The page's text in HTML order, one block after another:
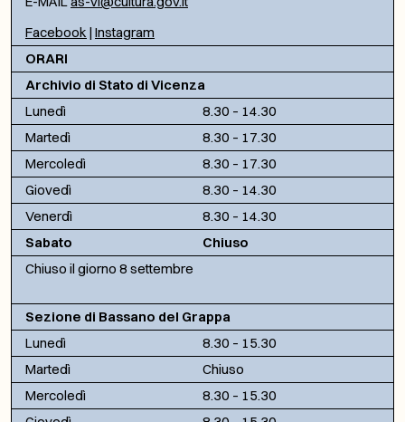
Facebook | Instagram
ORARI
Archivio di Stato di Vicenza
Lunedì
8.30 – 14.30
Martedì
8.30 – 17.30
Mercoledì
8.30 – 17.30
Giovedì
8.30 – 14.30
Venerdì
8.30 – 14.30
Sabato
Chiuso
Chiuso il giorno 8 settembre
Sezione di Bassano del Grappa
Lunedì
8.30 – 15.30
Martedì
Chiuso
Mercoledì
8.30 – 15.30